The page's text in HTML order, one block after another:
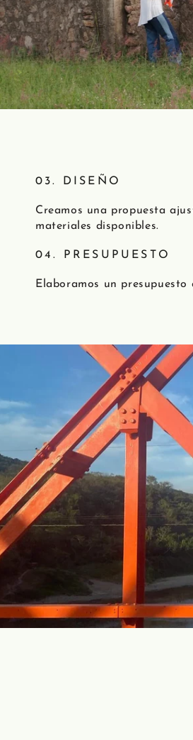
03. DISEÑO
Creamos una propuesta
materiales disponibles.
04. PRESUPUESTO
Elaboramos un